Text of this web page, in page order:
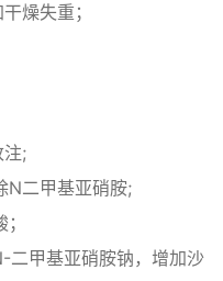
燥失重；
注;
N二甲基亚硝胺;
二甲基亚硝胺钠，增加沙